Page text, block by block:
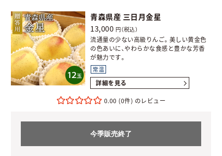
青森県産 三日月金星
13,000 円（税込）
流通量の少ない高級りんご。美しい黄金色
の色あいに、やわらかな食感と豊かな芳香
が魅力です。
常温
詳細を見る
0.00 (0件)
今季販売終了